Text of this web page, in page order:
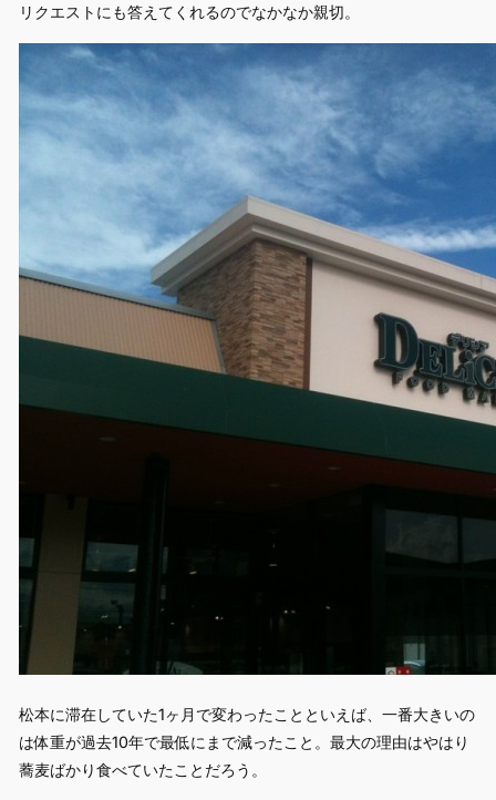
リクエストにも答えてくれるのでなかなか親切。
松本に滞在していた1ヶ月で変わったことといえば、一番大きいの
は体重が過去10年で最低にまで減ったこと。最大の理由はやはり
蕎麦ばかり食べていたことだろう。